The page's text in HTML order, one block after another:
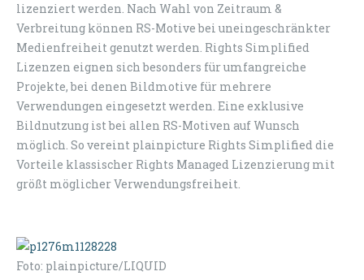
lizenziert werden. Nach Wahl von Zeitraum &
Verbreitung können RS-Motive bei uneingeschränkter
Medienfreiheit genutzt werden. Rights Simplified
Lizenzen eignen sich besonders für umfangreiche
Projekte, bei denen Bildmotive für mehrere
Verwendungen eingesetzt werden. Eine exklusive
Bildnutzung ist bei allen RS-Motiven auf Wunsch
möglich. So vereint plainpicture Rights Simplified die
Vorteile klassischer Rights Managed Lizenzierung mit
größt möglicher Verwendungsfreiheit.
Foto: plainpicture/LIQUID